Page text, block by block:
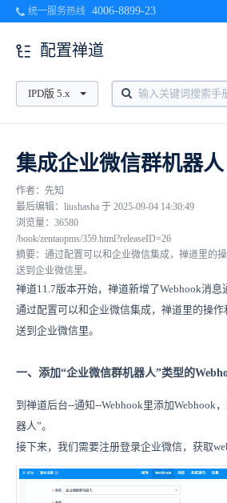
统一服务热线 4006-8899-23
配置禅道
IPD版 5.x
集成企业微信群机器人
作者：先知
最后编辑：liushasha 于 2025-09-04 14:30:49
浏览量：36580
/book/zentaopms/359.html?releaseID=26
摘要：通过配置可以和企业微信集成，禅道里的
送到企业微信里。
禅道11.7版本开始，禅道新增了Webhook消息
通过配置可以和企业微信集成，禅道里的操
送到企业微信里。
一、添加“企业微信群机器人”类型的
到禅道后台--通知--Webhook里添加Webhook
器人”。
接下来，我们需要注册登录企业微信，获取